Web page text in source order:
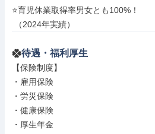
⭐育児休業取得率男女とも100%！
（2024年実績）
待遇・福利厚生
【保険制度】
・雇用保険
・労災保険
・健康保険
・厚生年金